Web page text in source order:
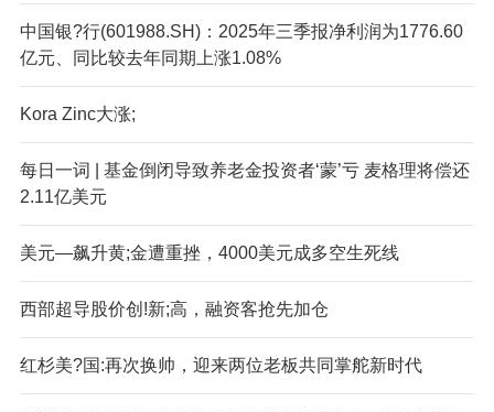
中国银?行(601988.SH)：2025年三季报净利润为1776.60
亿元、同比较去年同期上涨1.08%
Kora Zinc大涨;
每日一词 | 基金倒闭导致养老金投资者‘蒙’亏 麦格理将偿还
2.11亿美元
美元—飙升黄;金遭重挫，4000美元成多空生死线
西部超导股价创!新;高，融资客抢先加仓
红杉美?国:再次换帅，迎来两位老板共同掌舵新时代